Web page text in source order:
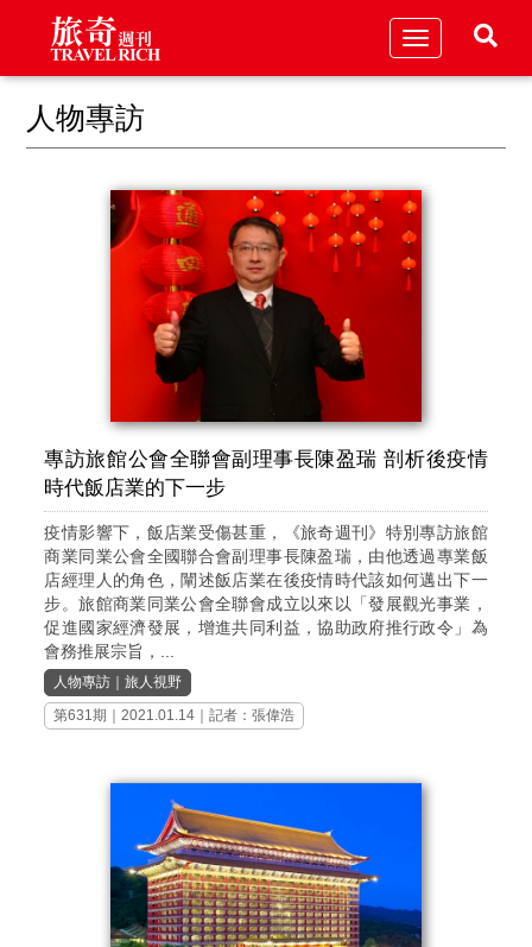
Toggle
人物專訪
專訪旅館公會全聯會副理事長陳盈瑞 剖析後疫情
時代飯店業的下一步
疫情影響下，飯店業受傷甚重，《旅奇週刊》特別專訪旅館
商業同業公會全國聯合會副理事長陳盈瑞，由他透過專業飯
店經理人的角色，闡述飯店業在後疫情時代該如何邁出下一
步。旅館商業同業公會全聯會成立以來以「發展觀光事業，
促進國家經濟發展，增進共同利益，協助政府推行政令」為
會務推展宗旨，...
人物專訪 ｜旅人視野
第631期
｜2021.01.14｜記者：張偉浩